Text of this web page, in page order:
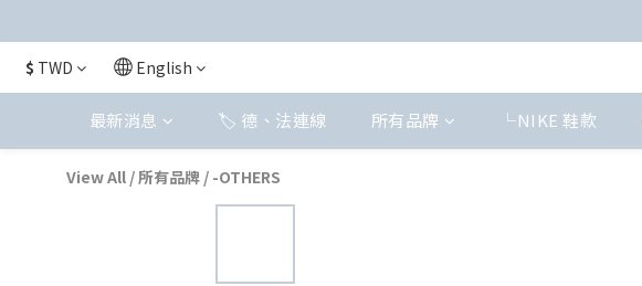
$ TWD English
最新消息 🏷️ 德、法連線 所有品牌 └NIKE 鞋款
View All /所有品牌 / -OTHERS